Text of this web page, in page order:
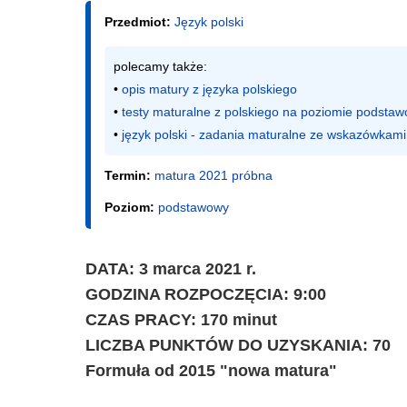
Przedmiot: Język polski
polecamy także:
• opis matury z języka polskiego
• testy maturalne z polskiego na poziomie
• język polski - zadania maturalne ze wskazówkami
Termin: matura 2021 próbna
Poziom: podstawowy
DATA: 3 marca 2021 r.
GODZINA ROZPOCZĘCIA: 9:00
CZAS PRACY: 170 minut
LICZBA PUNKTÓW DO UZYSKANIA: 70
Formuła od 2015 "nowa matura"